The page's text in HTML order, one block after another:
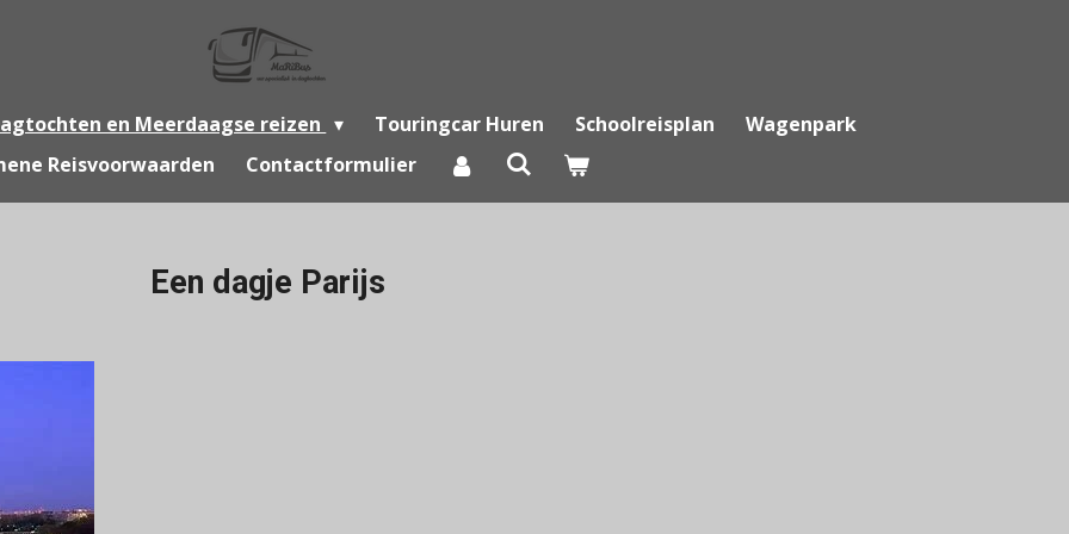
en Meerdaagse reizen Touringcar Huren Schoolreisplan
Wagenpark
Reisvoorwaarden
Contactformulier
Een dagje Parijs